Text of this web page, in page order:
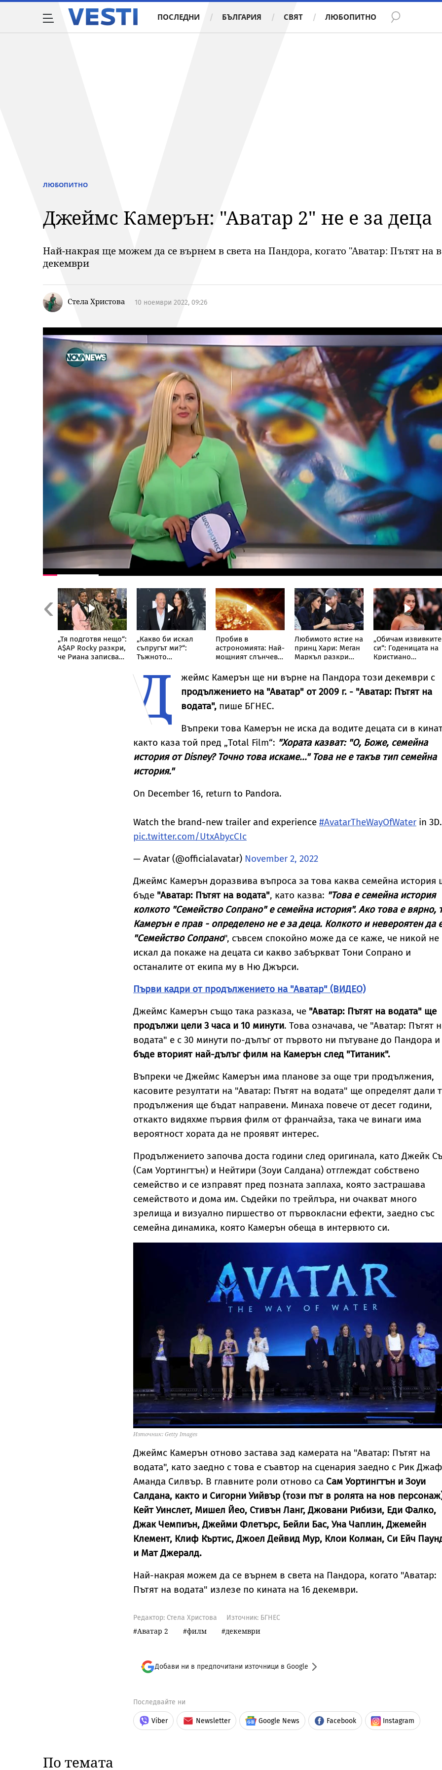
ПОСЛЕДНИ БЪЛГАРИЯ СВЯТ ЛЮБОПИТНО
ЛЮБОПИТНО
Джеймс Камерън: "Аватар 2" не е за деца
Най-накрая ще можем да се върнем в света на Пандора, когато "Аватар: Пътят на
декември
Стела Христова 10 ноември 2022, 09:26
Previous
„Тя подготвя нещо“:
A$AP Rocky разкри,
че Риана записва
„Какво би искал
съпругът ми?“:
Тъжното
съпругата на Брус
Уилис след юбилея
ѝ
Пробив в
астрономията: Най-
мощният слънчев
невиждано досега
явление
Любимото ястие на
принц Хари: Меган
Маркъл разкри
дома им
„Обичам извивките
си“: Годеницата на
Кристиано
на критиките към
тялото ѝ
Д
жеймс Камерън ще ни върне на Пандора този декември с
продължението на "Аватар" от 2009 г. - "Аватар: Пътят на
водата", пише БГНЕС.
Въпреки това Камерън не иска да водите децата си в
както каза той пред „Total Film“: "Хората казват: "О, Боже, семейна
история от Disney? Точно това искаме..." Това не е такъв тип семейна
история."
On December 16, return to Pandora.
Watch the brand-new trailer and experience #AvatarTheWayOfWater in 3D.
pic.twitter.com/UtxAbycCIc
— Avatar (@officialavatar) November 2, 2022
Джеймс Камерън доразвива въпроса за това каква семейна история
бъде "Аватар: Пътят на водата", като казва: "Това е семейна история
колкото "Семейство Сопрано" е семейна история". Ако това е вярно,
Камерън е прав - определено не е за деца. Колкото и невероятен да
"Семейство Сопрано", съвсем спокойно може да се каже, че никой не
искал да покаже на децата си какво забъркват Тони Сопрано и
останалите от екипа му в Ню Джърси.
Първи кадри от продължението на "Аватар" (ВИДЕО)
Джеймс Камерън също така разказа, че "Аватар: Пътят на водата" ще
продължи цели 3 часа и 10 минути. Това означава, че "Аватар: Пътят
водата" е с 30 минути по-дълъг от първото ни пътуване до Пандора и
бъде вторият най-дълъг филм на Камерън след "Титаник".
Въпреки че Джеймс Камерън има планове за още три продължения,
касовите резултати на "Аватар: Пътят на водата" ще определят дали
продължения ще бъдат направени. Минаха повече от десет години,
откакто видяхме първия филм от франчайза, така че винаги има
вероятност хората да не проявят интерес.
Продължението започва доста години след оригинала, като Джейк
(Сам Уортингтън) и Нейтири (Зоуи Салдана) отглеждат собствено
семейство и се изправят пред позната заплаха, която застрашава
семейството и дома им. Съдейки по трейлъра, ни очакват много
зрелища и визуално пиршество от първокласни ефекти, заедно със
семейна динамика, която Камерън обеща в интервюто си.
Източник: Getty Images
Джеймс Камерън отново застава зад камерата на "Аватар: Пътят на
водата", като заедно с това е съавтор на сценария заедно с Рик
Аманда Силвър. В главните роли отново са Сам Уортингтън и Зоуи
Салдана, както и Сигорни Уийвър (този път в ролята на нов
Кейт Уинслет, Мишел Йео, Стивън Ланг, Джовани Рибизи, Еди Фалко,
Джак Чемпиън, Джейми Флетърс, Бейли Бас, Уна Чаплин, Джемейн
Клемент, Клиф Къртис, Джоел Дейвид Мур, Клои Колман, Си Ейч
и Мат Джералд.
Най-накрая можем да се върнем в света на Пандора, когато "Аватар:
Пътят на водата" излезе по кината на 16 декември.
Редактор: Стела Христова Източник: БГНЕС
Аватар 2 филм декември
Добави ни в предпочитани източници в Google
Последвайте ни
Viber Newsletter Google News Facebook Instagram
По темата